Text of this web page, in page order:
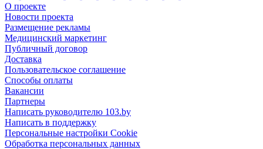
О проекте
Новости проекта
Размещение рекламы
Медицинский маркетинг
Публичный договор
Доставка
Пользовательское соглашение
Способы оплаты
Вакансии
Партнеры
Написать руководителю 103.by
Написать в поддержку
Персональные настройки Cookie
Обработка персональных данных